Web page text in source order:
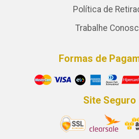
Política de
Trabalhe
Formas de
Site Seguro